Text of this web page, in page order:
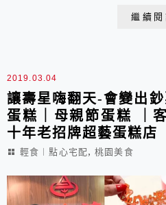
繼續閱
2019.03.04
讓壽星嗨翻天-會變出
蛋糕｜母親節蛋糕 ｜
十年老招牌超藝蛋糕店
輕食︱點心宅配 ,桃園美食